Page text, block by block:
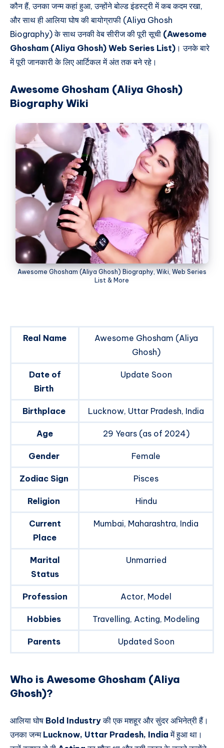
कौन हैं, उनका जन्म कहां हुआ, उन्होंने बोल्ड इंडस्ट्री में कब कदम रखा,
और साथ ही आलिया घोष की बायोग्राफी (Aliya Ghosh
Biography) के साथ उनकी वेब सीरीज की पूरी सूची (Awesome
Ghosham (Aliya Ghosh) Web Series List) । उनके बारे
में पूरी जानकारी के लिए आर्टिकल में अंत तक बने रहे।
Awesome Ghosham (Aliya Ghosh)
Biography Wiki
Awesome Ghosham (Aliya Ghosh) Biography, Wiki, Web Series
List & More
Real Name
Awesome Ghosham (Aliya
Ghosh)
Date of
Birth
Update Soon
Birthplace Lucknow, Uttar Pradesh, India
Age 29 Years (as of 2024)
Gender Female
Zodiac Sign Pisces
Religion Hindu
Current
Place
Mumbai, Maharashtra, India
Marital
Status
Unmarried
Profession Actor, Model
Hobbies Travelling, Acting, Modeling
Parents Updated Soon
Who is Awesome Ghosham (Aliya
Ghosh)?
आलिया घोष Bold Industryकी एक मशहूर और सुंदर अभिनेत्री हैं।
उनका जन्म Lucknow, Uttar Pradesh, India में हुआ था।